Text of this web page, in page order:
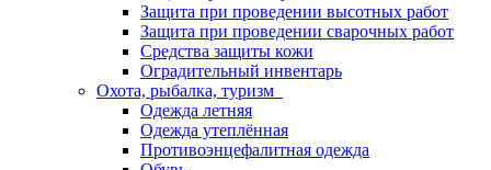
Защита при проведении высотных работ
Защита при проведении сварочных работ
Средства защиты кожи
Оградительный инвентарь
Охота, рыбалка, туризм
Одежда летняя
Одежда утеплённая
Противоэнцефалитная одежда